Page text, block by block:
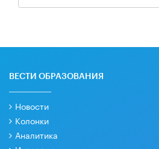
ВЕСТИ ОБРАЗОВАНИЯ
Новости
Колонки
Аналитика